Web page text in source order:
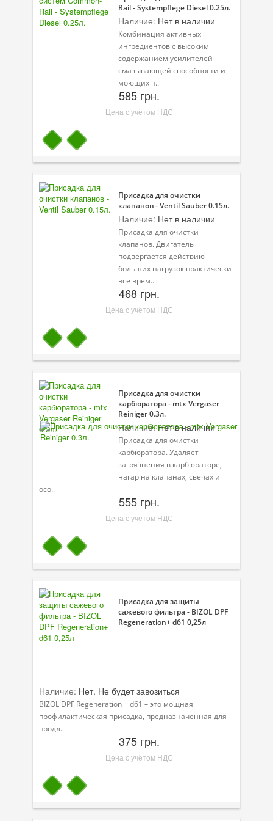
Присадки в масло
Присадки в системы охлаждения
Присадки в топливо
Трансмиссионные масла
Сервисные продукты
Оборудование
Профи-серия
Уход за кондиционером
Специальные программы
Велосипедная программа
Моторное масло для мотоцикла
Садовая программа
Промышленная программа
Технологические жидкости
Зимняя программа
Rail - Systempflege Diesel 0.25л.
Наличие: Нет в наличии
Комбинация активных
ингредиентов с высоким
содержанием усилителей
смазывающей способности и
моющих п..
585 грн.
Цена с учётом НДС
Присадка для очистки
клапанов - Ventil Sauber 0.15л.
Наличие: Нет в наличии
Присадка для очистки
клапанов. Двигатель
подвергается действию
больших нагрузок практически
все врем..
468 грн.
Цена с учётом НДС
Присадка для очистки
карбюратора - mtx Vergaser
Reiniger 0.3л.
Наличие:Нет в наличии
Присадка для очистки
карбюратора. Удаляет
загрязнения в карбюраторе,
нагар на клапанах, свечах и
осо..
555 грн.
Цена с учётом НДС
Присадка для защиты
сажевого фильтра - BIZOL DPF
Regeneration+ d61 0,25л
Наличие: Нет. Не будет завозиться
BIZOL DPF Regeneration + d61 – это мощная
профилактическая присадка, предназначенная для
продл..
375 грн.
Цена с учётом НДС